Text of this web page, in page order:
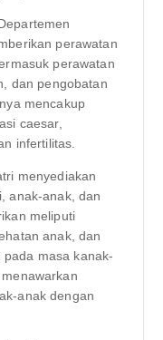
perawatan
perawatan
dan pengobatan
mencakup
caesar,
infertilitas.
menyediakan
anak-anak, dan
meliputi
anak, dan
masa kanak-
anak dengan